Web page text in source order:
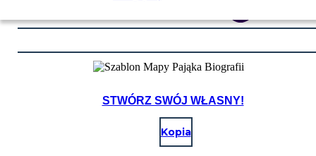
STWÓRZ SWÓJ WŁASNY!
Kopia